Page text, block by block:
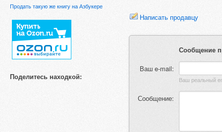
Продать такую же книгу на Азбукере
Поделитесь находкой:
Написать продавцу
Сообщение
Ваш e-mail:
Сообщение: